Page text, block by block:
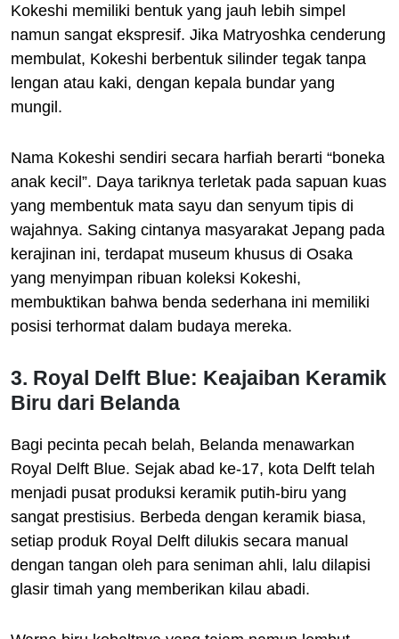
Kokeshi memiliki bentuk yang jauh lebih simpel
namun sangat ekspresif. Jika Matryoshka cenderung
membulat, Kokeshi berbentuk silinder tegak tanpa
lengan atau kaki, dengan kepala bundar yang
mungil.
Nama Kokeshi sendiri secara harfiah berarti “boneka
anak kecil”. Daya tariknya terletak pada sapuan kuas
yang membentuk mata sayu dan senyum tipis di
wajahnya. Saking cintanya masyarakat Jepang pada
kerajinan ini, terdapat museum khusus di Osaka
yang menyimpan ribuan koleksi Kokeshi,
membuktikan bahwa benda sederhana ini memiliki
posisi terhormat dalam budaya mereka.
3. Royal Delft Blue: Keajaiban Keramik
Biru dari Belanda
Bagi pecinta pecah belah, Belanda menawarkan
Royal Delft Blue. Sejak abad ke-17, kota Delft telah
menjadi pusat produksi keramik putih-biru yang
sangat prestisius. Berbeda dengan keramik biasa,
setiap produk Royal Delft dilukis secara manual
dengan tangan oleh para seniman ahli, lalu dilapisi
glasir timah yang memberikan kilau abadi.